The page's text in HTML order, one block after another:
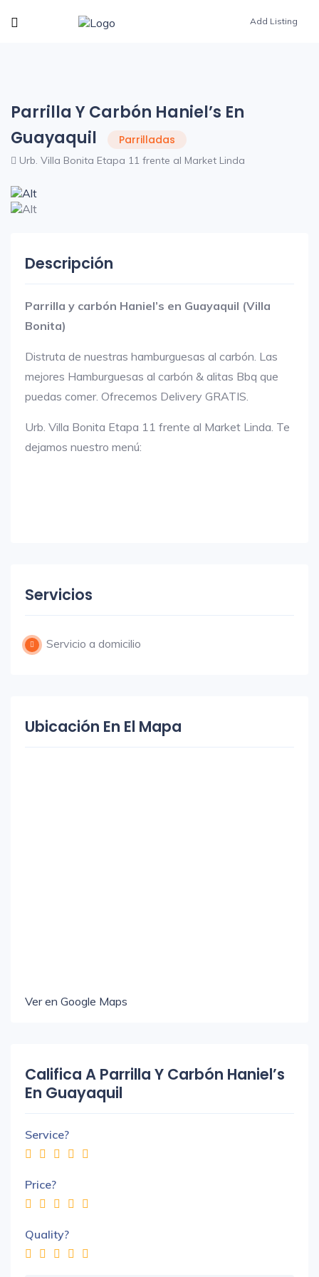
Add Listing
Parrilla Y Carbón Haniel’s En
Guayaquil
Parrilladas
Urb. Villa Bonita Etapa 11 frente al Market Linda
Descripción
Parrilla y carbón Haniel’s en Guayaquil (Villa
Bonita)
Distruta de nuestras hamburguesas al carbón. Las
mejores Hamburguesas al carbón & alitas Bbq que
puedas comer. Ofrecemos Delivery GRATIS.
Urb. Villa Bonita Etapa 11 frente al Market Linda. Te
dejamos nuestro menú:
Servicios
Servicio a domicilio
Ubicación En El Mapa
Ver en Google Maps
Califica A Parrilla Y Carbón Haniel’s
En Guayaquil
Service?
Price?
Quality?